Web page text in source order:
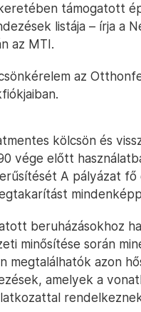
támogatott
listája – írja a
az MTI.
az
kölcsön és
vége előtt
A pályázat
beruházásokhoz
minősítése során
megtalálhatók azon
amelyek a